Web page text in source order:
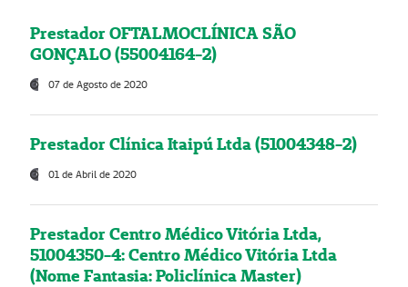
Prestador OFTALMOCLÍNICA SÃO
GONÇALO (55004164-2)
07 de Agosto de 2020
Prestador Clínica Itaipú Ltda (51004348-2)
01 de Abril de 2020
Prestador Centro Médico Vitória Ltda,
51004350-4: Centro Médico Vitória Ltda
(Nome Fantasia: Policlínica Master)